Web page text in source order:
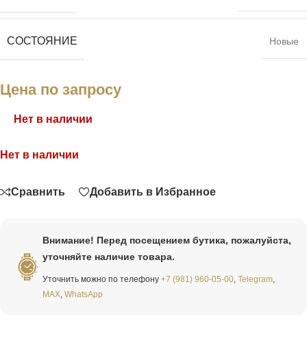
СОСТОЯНИЕ Новые
Цена по запросу
Нет в наличии
Нет в наличии
Сравнить Добавить в Избранное
Внимание! Перед посещением бутика, пожалуйста,
уточняйте наличие товара.
Уточнить можно по телефону +7 (981) 960-05-00 Telegram
MAX WhatsApp